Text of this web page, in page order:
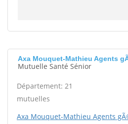
Axa Mouquet-Mathieu Agents
Mutuelle Santé Sénior
Département: 21
mutuelles
Axa Mouquet-Mathieu Agents